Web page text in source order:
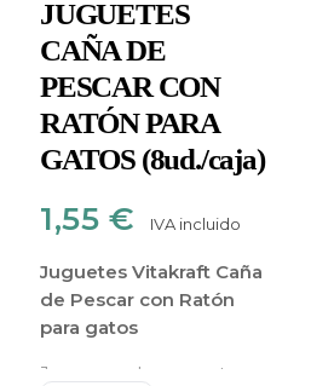
JUGUETES
CAÑA DE
PESCAR CON
RATÓN PARA
GATOS (8ud./caja)
1,55 € IVA incluido
Juguetes Vitakraft Caña
de Pescar con Ratón
para gatos
Jugar con la mascota es